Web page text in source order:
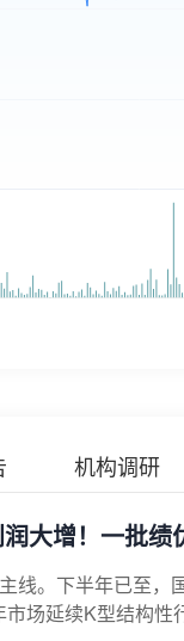
机构调研
大增！一批绩
线。下半年已至
场延续K型结构